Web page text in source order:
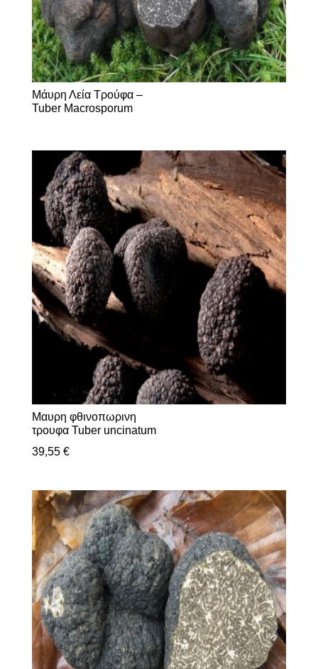
Μάυρη Λεία Τρούφα –
Tuber Μacrosporum
Μαυρη φθινοπωρινη
τρουφα Tuber uncinatum
39,55 €